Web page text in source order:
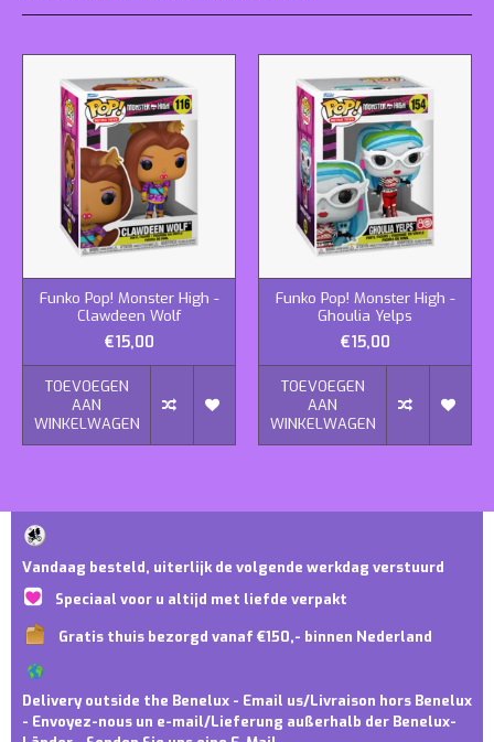
Funko Pop! Monster High -
Clawdeen Wolf
€15,00
TOEVOEGEN
AAN
WINKELWAGEN
Funko Pop! Monster High -
Ghoulia Yelps
€15,00
TOEVOEGEN
AAN
WINKELWAGEN
Vandaag besteld, uiterlijk de volgende werkdag verstuurd
Speciaal voor u altijd met liefde verpakt
Gratis thuis bezorgd vanaf €150,- binnen Nederland
Delivery outside the Benelux - Email us/Livraison hors Benelux
- Envoyez-nous un e-mail/Lieferung außerhalb der Benelux-